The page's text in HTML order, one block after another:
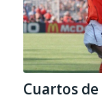
Cuartos